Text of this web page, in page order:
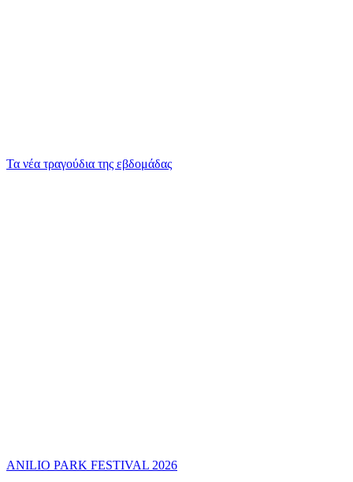
Τα νέα τραγούδια της εβδομάδας
ANILIO PARK FESTIVAL 2026